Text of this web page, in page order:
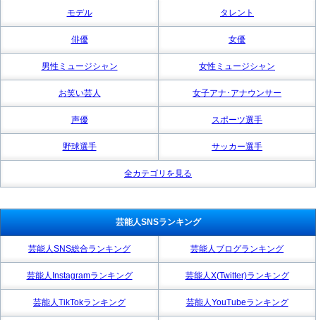
モデル タレント
俳優 女優
男性ミュージシャン 女性ミュージシャン
お笑い芸人 女子アナ･アナウンサー
声優 スポーツ選手
野球選手 サッカー選手
全カテゴリを見る
芸能人SNSランキング
芸能人SNS総合ランキング 芸能人ブログランキング
芸能人Instagramランキング 芸能人X(Twitter)ランキング
芸能人TikTokランキング 芸能人YouTubeランキング